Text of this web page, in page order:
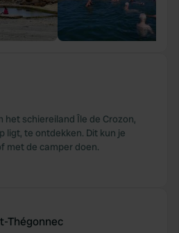
het schiereiland Île de Crozon,
ligt, te ontdekken. Dit kun je
met de camper doen.
Thégonnec